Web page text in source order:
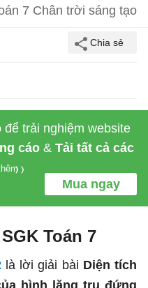
7 Chân trời sáng tạo
để trải nghiệm website
cáo & Tải tất cả các
Mua ngay
Toán 7
là lời giải bài Diện tích
hình lăng trụ đứng